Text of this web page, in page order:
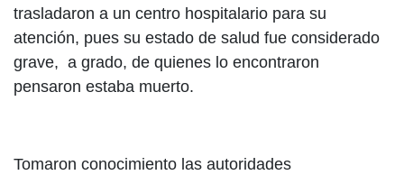
trasladaron a un centro hospitalario para su
atención, pues su estado de salud fue considerado
grave, a grado, de quienes lo encontraron
pensaron estaba muerto.
Tomaron conocimiento las autoridades